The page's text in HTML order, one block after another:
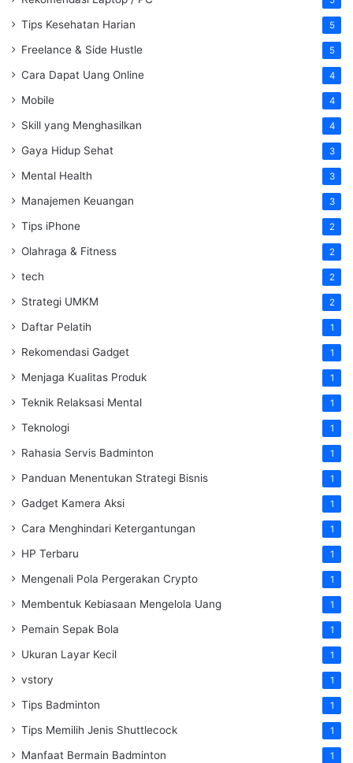
Tips Kesehatan Harian 5
Freelance & Side Hustle 5
Cara Dapat Uang Online 4
Mobile 4
Skill yang Menghasilkan 4
Gaya Hidup Sehat 3
Mental Health 3
Manajemen Keuangan 3
Tips iPhone 2
Olahraga & Fitness 2
tech 2
Strategi UMKM 2
Daftar Pelatih 1
Rekomendasi Gadget 1
Menjaga Kualitas Produk 1
Teknik Relaksasi Mental 1
Teknologi 1
Rahasia Servis Badminton 1
Panduan Menentukan Strategi Bisnis 1
Gadget Kamera Aksi 1
Cara Menghindari Ketergantungan 1
HP Terbaru 1
Mengenali Pola Pergerakan Crypto 1
Membentuk Kebiasaan Mengelola Uang 1
Pemain Sepak Bola 1
Ukuran Layar Kecil 1
vstory 1
Tips Badminton 1
Tips Memilih Jenis Shuttlecock 1
Manfaat Bermain Badminton 1